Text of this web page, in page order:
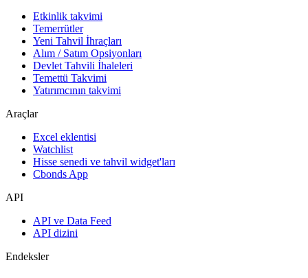
Etkinlik takvimi
Temerrütler
Yeni Tahvil İhraçları
Alım / Satım Opsiyonları
Devlet Tahvili İhaleleri
Temettü Takvimi
Yatırımcının takvimi
Araçlar
Excel eklentisi
Watchlist
Hisse senedi ve tahvil widget'ları
Cbonds App
API
API ve Data Feed
API dizini
Endeksler